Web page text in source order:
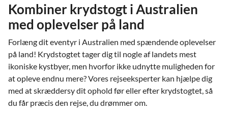
Kombiner krydstogt i Australien
med oplevelser på land
Forlæng dit eventyr i Australien med spændende oplevelser
på land! Krydstogtet tager dig til nogle af landets mest
ikoniske kystbyer, men hvorfor ikke udnytte muligheden for
at opleve endnu mere? Vores rejseeksperter kan hjælpe dig
med at skræddersy dit ophold før eller efter krydstogtet, så
du får præcis den rejse, du drømmer om.